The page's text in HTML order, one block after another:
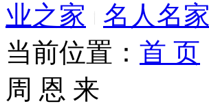
业之家
名人名家
当前位置： 首 页
周 恩 来